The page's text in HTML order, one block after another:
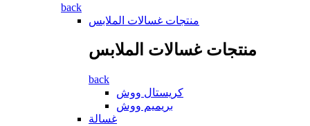
back
منتجات غسالات الملابس
منتجات غسالات الملابس
back
كريستال ووش
بريميم ووش
غسالة